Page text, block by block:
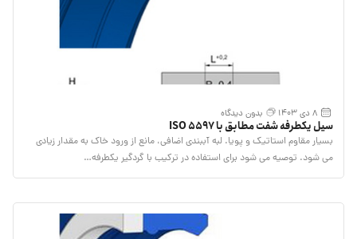
8 دی 1403 بدون دیدگاه
سیل یکطرفه شفت مطابق با ISO 5597
بسیار مقاوم استاتیک و پویا. لبه آببندی اضافی، مانع از ورود خاک به مقدار زیادی
می شود. توصیه می شود برای استفاده در ترکیب با گردگیر یکطرفه…